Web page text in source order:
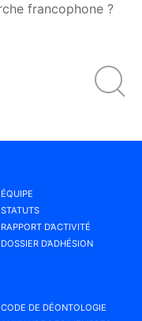
francophone ?
ÉQUIPE
STATUTS
RAPPORT D’ACTIVITÉ
DOSSIER D’ADHÉSION
CODE DE DÉONTOLOGIE